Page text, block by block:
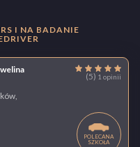
I NA BADANIE
(5) 1 opinii
POLECANA
SZKOŁA